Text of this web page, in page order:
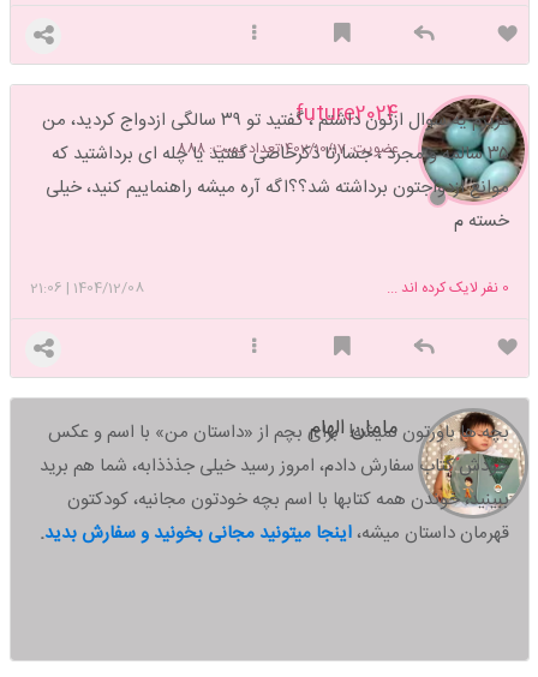
future2024
عضویت: 1402/10/17 تعداد پست: 888
عزیزم یه سوال ازتون داشتم ، گفتید تو ۳۹ سالگی ازدواج کردید، من
۳۵ سالمه و مجرد ، جسارتا ذکرخاصی گفتید یا چله ای برداشتید که
موانع ازدواجتون برداشته شد؟؟اگه آره میشه راهنماییم کنید، خیلی
خسته م
1404/12/08
|
21:06 0 نفر لایک کرده اند ...
مامان الهام
بچه ها باورتون نمیشه! برای بچم از «داستان من» با اسم و عکس
خودش کتاب سفارش دادم، امروز رسید خیلی جذذذابه، شما هم برید
ببینید،خوندن همه کتابها با اسم بچه خودتون مجانیه، کودکتون
قهرمان داستان میشه،اینجا میتونید مجانی بخونید و سفارش بدید.